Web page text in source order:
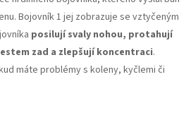
Bojovník 1 jej zobrazuje se vztyčeným
posilují svaly nohou, protahují
zad a zlepšují koncentraci.
máte problémy s koleny, kyčlemi či